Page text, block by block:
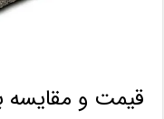
قیمت و مقایسه